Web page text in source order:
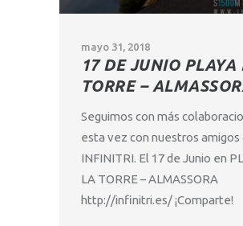
mayo 31, 2018
17 DE JUNIO PLAYA
TORRE –
Seguimos con más
esta vez con nuestros amigos
INFINITRI. El 17 de Junio en
LA TORRE – ALMASSORA
http://infinitri.es/ ¡Comparte!